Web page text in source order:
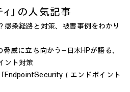
ィ」の人気記事
感染経路と対策、被害事例をわかり
脅威に立ち向かう―日本HPが語る、
ント対策
EndpointSecurity（エンドポイント